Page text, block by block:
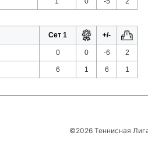
Сет 1 +/-
0 0 -6 2
6 1 6 1
©2026 Теннисная